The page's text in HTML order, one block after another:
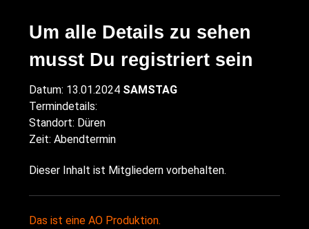
Um alle Details zu sehen
musst Du registriert sein
Datum: 13.01.2024 SAMSTAG
Termindetails:
Standort: Düren
Zeit: Abendtermin
Dieser Inhalt ist Mitgliedern vorbehalten.
Das ist eine AO Produktion.